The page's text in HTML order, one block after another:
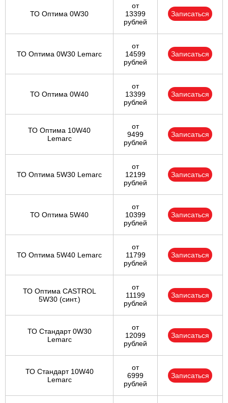
ТО Оптима 0W30
от
13399
рублей
Записаться
ТО Оптима 0W30 Lemarc
от
14599
рублей
Записаться
ТО Оптима 0W40
от
13399
рублей
Записаться
ТО Оптима 10W40
Lemarc
от
9499
рублей
Записаться
ТО Оптима 5W30 Lemarc
от
12199
рублей
Записаться
ТО Оптима 5W40
от
10399
рублей
Записаться
ТО Оптима 5W40 Lemarc
от
11799
рублей
Записаться
ТО Оптима CASTROL
5W30 (синт.)
от
11199
рублей
Записаться
ТО Стандарт 0W30
Lemarc
от
12099
рублей
Записаться
ТО Стандарт 10W40
Lemarc
от
6999
рублей
Записаться